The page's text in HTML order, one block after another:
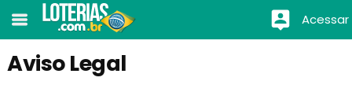
Acessar
Aviso Legal